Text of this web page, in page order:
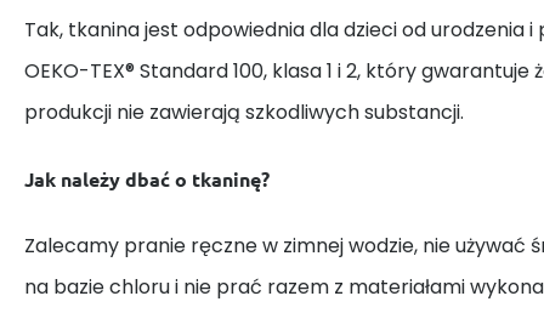
Tak, tkanina jest odpowiednia dla dzieci od urodzenia
OEKO-TEX® Standard 100, klasa 1 i 2, który gwarantuje
produkcji nie zawierają szkodliwych substancji.
Jak należy dbać o tkaninę?
Zalecamy pranie ręczne w zimnej wodzie, nie używać
na bazie chloru i nie prać razem z materiałami